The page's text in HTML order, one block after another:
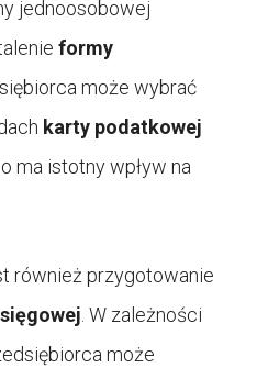
jednoosobowej
formy
może wybrać
karty podatkowej
ma istotny wpływ na
również przygotowanie
. W zależności
może